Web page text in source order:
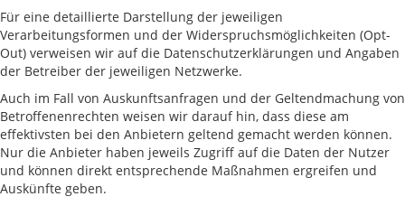
Für eine detaillierte Darstellung der jeweiligen
Verarbeitungsformen und der Widerspruchsmöglichkeiten (Opt-
Out) verweisen wir auf die Datenschutzerklärungen und Angaben
der Betreiber der jeweiligen Netzwerke.
Auch im Fall von Auskunftsanfragen und der Geltendmachung von
Betroffenenrechten weisen wir darauf hin, dass diese am
effektivsten bei den Anbietern geltend gemacht werden können.
Nur die Anbieter haben jeweils Zugriff auf die Daten der Nutzer
und können direkt entsprechende Maßnahmen ergreifen und
Auskünfte geben.